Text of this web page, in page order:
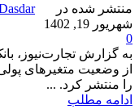
منتشر شده در
شهریور 19, 1402
0
به گزارش تجارت‌نیوز،
از وضعیت متغیرهای
را منتشر کرد. ...
ادامه مطلب